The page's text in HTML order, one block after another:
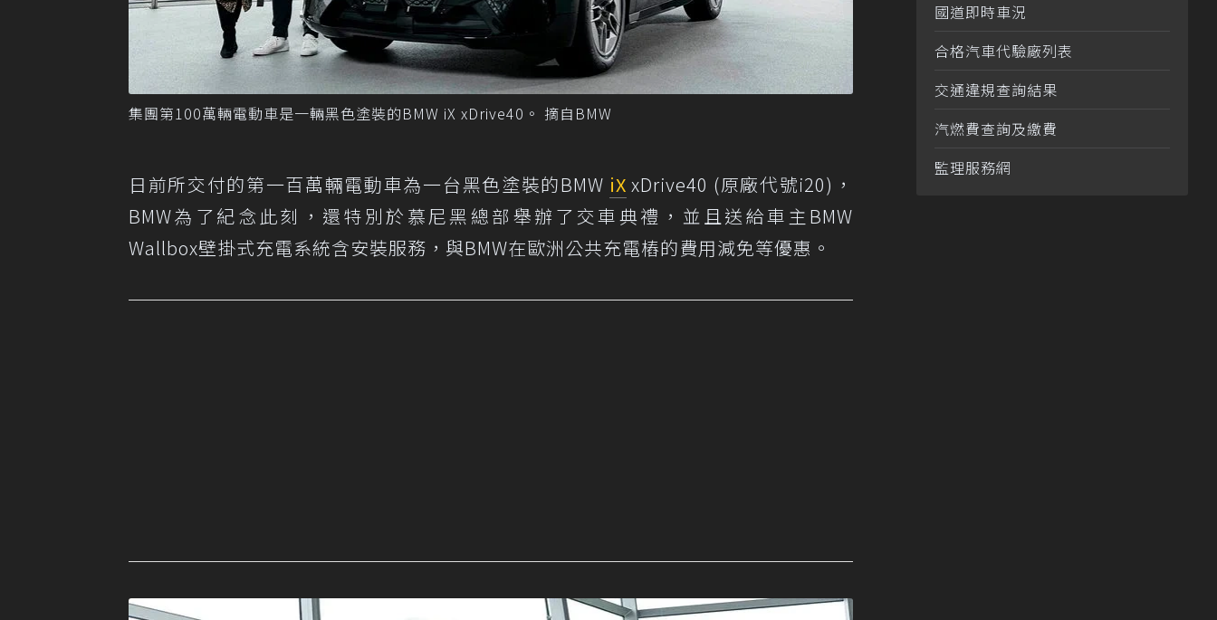
集團第100萬輛電動車是一輛黑色塗裝的BMW iX xDrive40。 摘自BMW
日前所交付的第一百萬輛電動車為一台黑色塗裝的BMW iX xDrive40 (原廠代號i20)，
BMW為了紀念此刻，還特別於慕尼黑總部舉辦了交車典禮，並且送給車主BMW
Wallbox壁掛式充電系統含安裝服務，與BMW在歐洲公共充電樁的費用減免等優惠。
國道即時車況
合格汽車代驗廠列表
交通違規查詢結果
汽燃費查詢及繳費
監理服務網